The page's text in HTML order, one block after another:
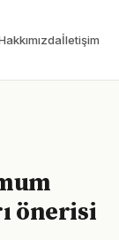
İletişim
önerisi